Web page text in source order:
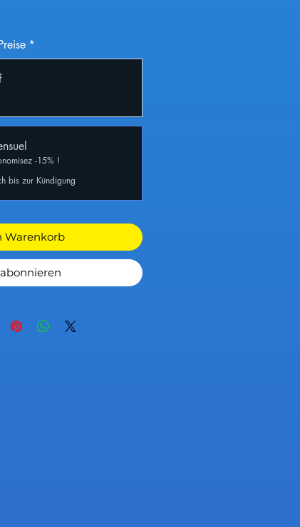
*
-15% !
bis zur Kündigung
Warenkorb